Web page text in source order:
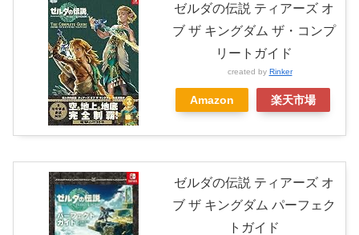
ゼルダの伝説 ティアーズ オ
ブ ザ キングダム ザ・コンプ
リートガイド
created by Rinker
Amazon 楽天市場
ゼルダの伝説 ティアーズ オ
ブ ザ キングダム パーフェク
トガイド